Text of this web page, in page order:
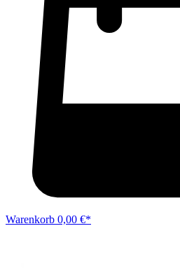
Warenkorb 0,00 €*